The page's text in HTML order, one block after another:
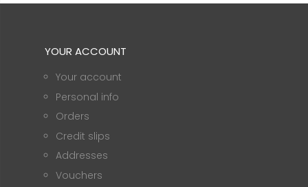
YOUR ACCOUNT
Your account
Personal info
Orders
Credit slips
Addresses
Vouchers